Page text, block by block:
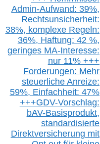
Admin-Aufwand: 39%,
Rechtsunsicherheit:
38%, komplexe Regeln:
36%, Haftung: 42 %,
geringes MA-Interesse:
nur 11% +++
Forderungen: Mehr
steuerliche Anreize:
59%, Einfachheit: 47%
+++GDV-Vorschlag:
bAV-Basisprodukt,
standardisierte
Direktversicherung mit